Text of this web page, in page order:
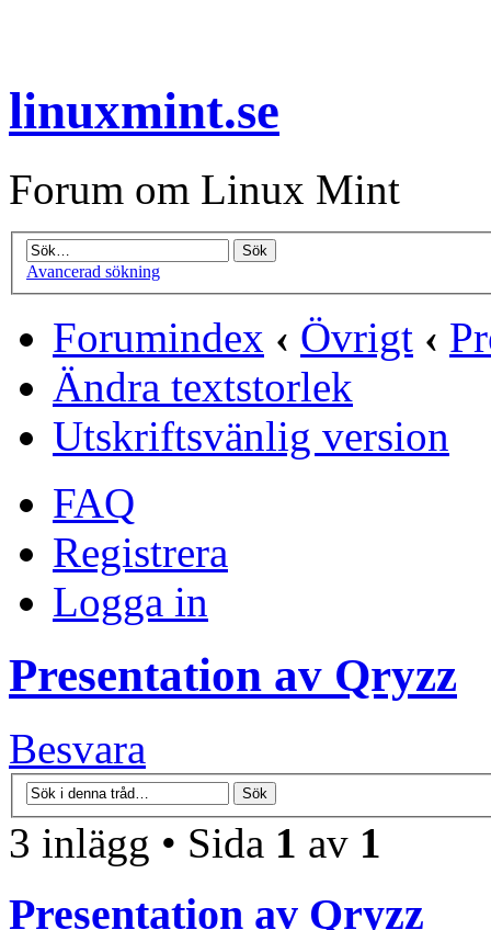
linuxmint.se
Forum om Linux Mint
Avancerad sökning
Forumindex ‹ Övrigt ‹
Ändra textstorlek
Utskriftsvänlig version
FAQ
Registrera
Logga in
Presentation av Qryzz
Besvara
3 inlägg • Sida 1 av 1
Presentation av Qryzz